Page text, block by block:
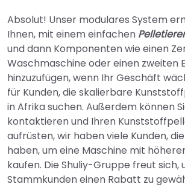
Absolut! Unser modulares System
Ihnen, mit einem einfachen Pelletierer
und dann Komponenten wie einen
Waschmaschine oder einen zweiten
hinzuzufügen, wenn Ihr Geschäft
für Kunden, die skalierbare
in Afrika suchen. Außerdem können
kontaktieren und Ihren
aufrüsten, wir haben viele Kunden,
haben, um eine Maschine mit
kaufen. Die Shuliy-Gruppe freut sich,
Stammkunden einen Rabatt zu